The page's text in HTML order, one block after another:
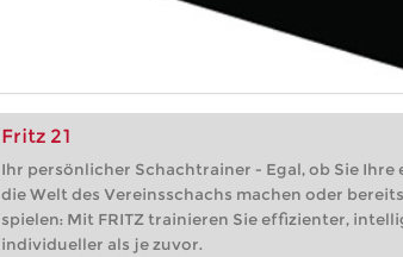
Fritz 21
Ihr persönlicher Schachtrainer - Egal, ob Sie
die Welt des Vereinsschachs machen oder
spielen: Mit FRITZ trainieren Sie effizienter,
individueller als je zuvor.